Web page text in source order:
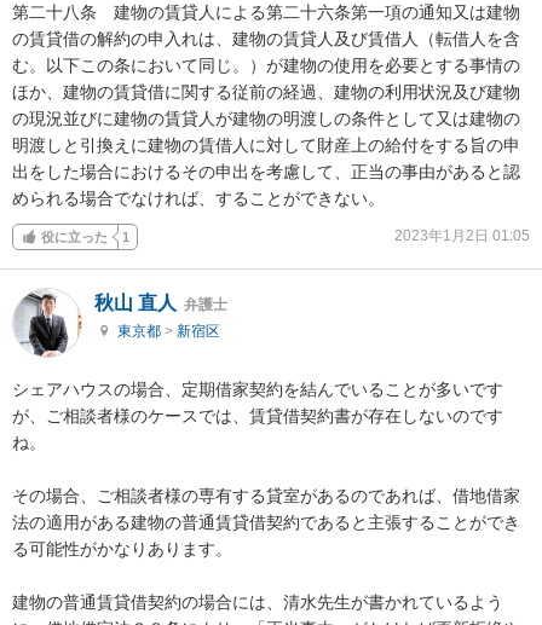
第二十八条　建物の賃貸人による第二十六条第一項の通知又は建物
の賃貸借の解約の申入れは、建物の賃貸人及び賃借人（転借人を含
む。以下この条において同じ。）が建物の使用を必要とする事情の
ほか、建物の賃貸借に関する従前の経過、建物の利用状況及び建物
の現況並びに建物の賃貸人が建物の明渡しの条件として又は建物の
明渡しと引換えに建物の賃借人に対して財産上の給付をする旨の申
出をした場合におけるその申出を考慮して、正当の事由があると認
められる場合でなければ、することができない。
役に立った 1 2023年1月2日 01:05
秋山 直人 弁護士
東京都 > 新宿区
シェアハウスの場合、定期借家契約を結んでいることが多いです
が、ご相談者様のケースでは、賃貸借契約書が存在しないのです
ね。
その場合、ご相談者様の専有する貸室があるのであれば、借地借家
法の適用がある建物の普通賃貸借契約であると主張することができ
る可能性がかなりあります。
建物の普通賃貸借契約の場合には、清水先生が書かれているよう